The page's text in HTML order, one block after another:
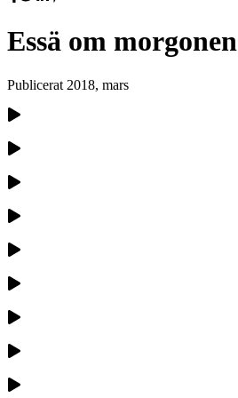
Essä om morgonen
Publicerat 2018, mars